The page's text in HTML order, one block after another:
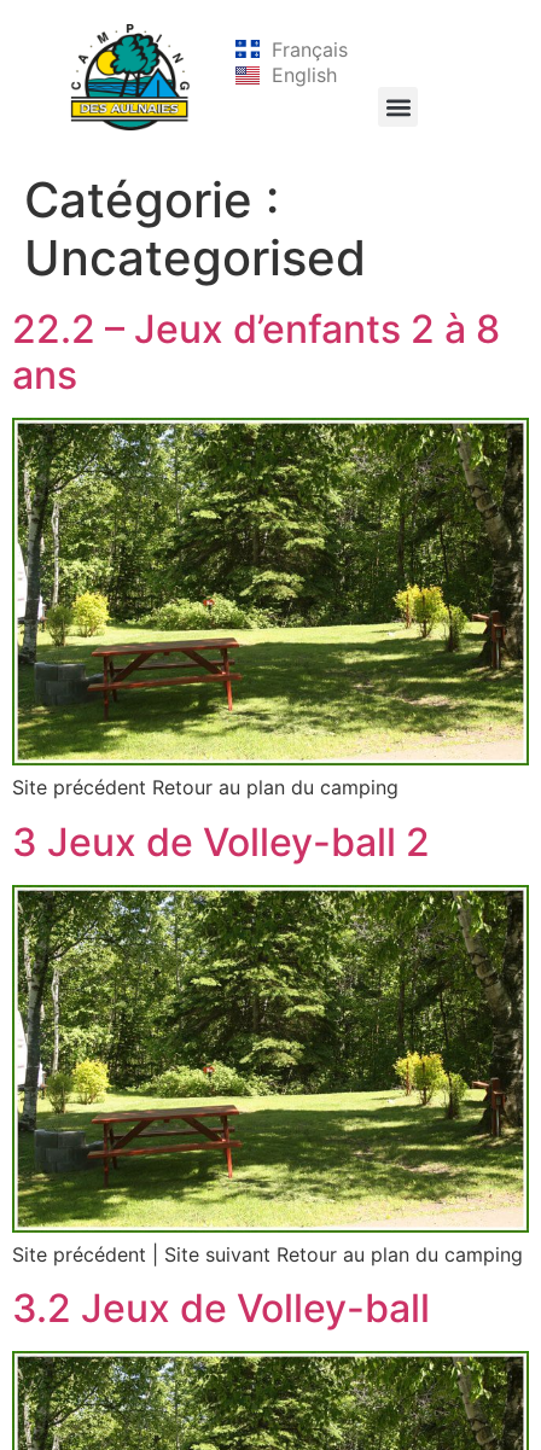
Français
English
Catégorie :
Uncategorised
22.2 – Jeux d’enfants 2 à 8
ans
Site précédent Retour au plan du camping
3 Jeux de Volley-ball 2
Site précédent | Site suivant Retour au plan du camping
3.2 Jeux de Volley-ball